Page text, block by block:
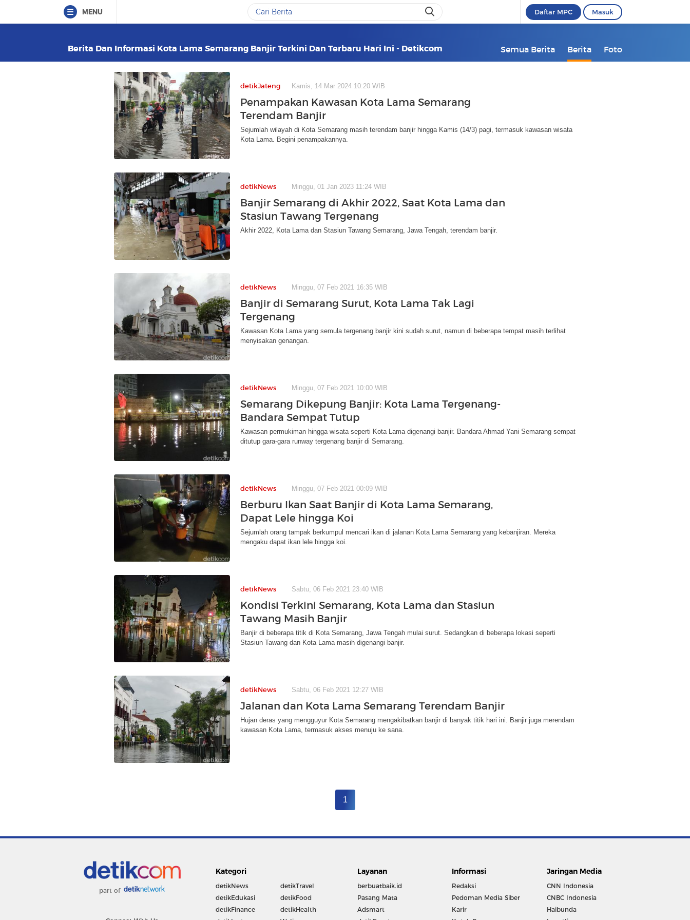
MENU Daftar MPC Masuk
Berita Dan Informasi Kota Lama Semarang Banjir Terkini Dan Terbaru Hari Ini - Detikcom Semua Berita Berita Foto
detikJateng Kamis, 14 Mar 2024 10:20 WIB
Penampakan Kawasan Kota Lama Semarang
Terendam Banjir
Sejumlah wilayah di Kota Semarang masih terendam banjir hingga Kamis (14/3) pagi, termasuk kawasan wisata
Kota Lama. Begini penampakannya.
detikNews Minggu, 01 Jan 2023 11:24 WIB
Banjir Semarang di Akhir 2022, Saat Kota Lama dan
Stasiun Tawang Tergenang
Akhir 2022, Kota Lama dan Stasiun Tawang Semarang, Jawa Tengah, terendam banjir.
detikNews Minggu, 07 Feb 2021 16:35 WIB
Banjir di Semarang Surut, Kota Lama Tak Lagi
Tergenang
Kawasan Kota Lama yang semula tergenang banjir kini sudah surut, namun di beberapa tempat masih terlihat
menyisakan genangan.
detikNews Minggu, 07 Feb 2021 10:00 WIB
Semarang Dikepung Banjir: Kota Lama Tergenang-
Bandara Sempat Tutup
Kawasan permukiman hingga wisata seperti Kota Lama digenangi banjir. Bandara Ahmad Yani Semarang sempat
ditutup gara-gara runway tergenang banjir di Semarang.
detikNews Minggu, 07 Feb 2021 00:09 WIB
Berburu Ikan Saat Banjir di Kota Lama Semarang,
Dapat Lele hingga Koi
Sejumlah orang tampak berkumpul mencari ikan di jalanan Kota Lama Semarang yang kebanjiran. Mereka
mengaku dapat ikan lele hingga koi.
detikNews Sabtu, 06 Feb 2021 23:40 WIB
Kondisi Terkini Semarang, Kota Lama dan Stasiun
Tawang Masih Banjir
Banjir di beberapa titik di Kota Semarang, Jawa Tengah mulai surut. Sedangkan di beberapa lokasi seperti
Stasiun Tawang dan Kota Lama masih digenangi banjir.
detikNews Sabtu, 06 Feb 2021 12:27 WIB
Jalanan dan Kota Lama Semarang Terendam Banjir
Hujan deras yang mengguyur Kota Semarang mengakibatkan banjir di banyak titik hari ini. Banjir juga merendam
kawasan Kota Lama, termasuk akses menuju ke sana.
1
part of
Kategori
detikNews
detikEdukasi
detikFinance
detikTravel
detikFood
detikHealth
Layanan
berbuatbaik.id
Pasang Mata
Adsmart
Informasi
Redaksi
Pedoman Media Siber
Karir
Jaringan Media
CNN Indonesia
CNBC Indonesia
Haibunda